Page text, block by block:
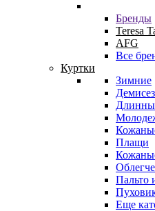
Бренды
Teresa
AFG
Все
Куртки
Зимние
Плащи
Пальто
Еще